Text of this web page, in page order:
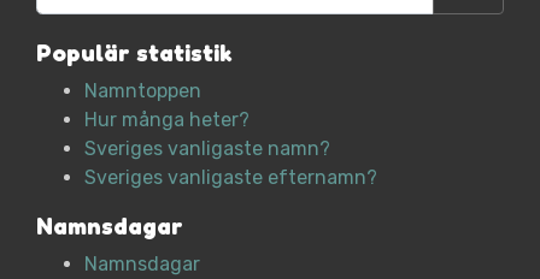
Populär statistik
Namntoppen
Hur många heter?
Sveriges vanligaste namn?
Sveriges vanligaste efternamn?
Namnsdagar
Namnsdagar